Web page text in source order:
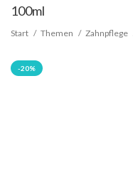
100ml
Start Themen Zahnpflege
-20%